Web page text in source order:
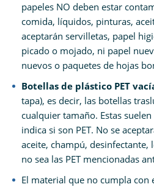
papeles NO deben estar
comida, líquidos, pinturas,
aceptarán servilletas, papel
picado o mojado, ni papel
nuevos o paquetes de hojas
Botellas de plástico PET
tapa), es decir, las botellas
cualquier tamaño. Estas
indica si son PET. No se
aceite, champú,
no sea las PET mencionadas
El material que no cumpla con